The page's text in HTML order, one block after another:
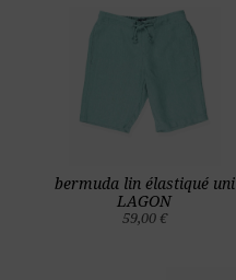
bermuda lin élastiqué uni
LAGON
59,00 €